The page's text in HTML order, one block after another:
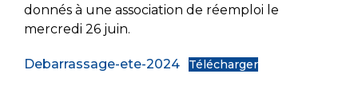
donnés à une association de réemploi le
mercredi 26 juin.
Debarrassage-ete-2024 Télécharger